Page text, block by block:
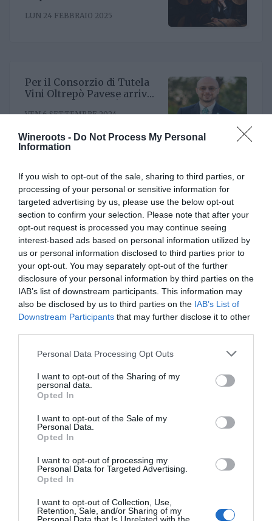
Wineroots - Do Not Process My Personal
Information
If you wish to opt-out of the sale, sharing to third parties, or
processing of your personal or sensitive information for
targeted advertising by us, please use the below opt-out
section to confirm your selection. Please note that after your
opt-out request is processed you may continue seeing
interest-based ads based on personal information utilized by
us or personal information disclosed to third parties prior to
your opt-out. You may separately opt-out of the further
disclosure of your personal information by third parties on the
IAB’s list of downstream participants. This information may
also be disclosed by us to third parties on the IAB’s List of
Downstream Participants that may further disclose it to other
Personal Data Processing Opt Outs
I want to opt-out of the Sharing of my
personal data.
Opted In
I want to opt-out of the Sale of my
Personal Data.
Opted In
I want to opt-out of processing my
Personal Data for Targeted Advertising.
Opted In
I want to opt-out of Collection, Use,
Retention, Sale, and/or Sharing of my
posizionamento negli Stati
LUN 24 FEBBRAIO 2025
Per il Consorzio di Tutela
Vini Oltrepò Pavese arriva
Riccardo Binda
VEN 6 SETTEMBRE 2024
Al timone del Consorzio
Asti Docg arriva Stefano
Ricagno. Incentivare la
sinergia associativa e far
bene sul mercato, questa la
mission
MER 8 MAGGIO 2024
ITALIAN WINE
enoculturale nel cuore del
Roero
MAR 25 NOVEMBRE 2025
Un nuovo Cda per Demeter
con la riconferma del
GIO 5 GIUGNO 2025